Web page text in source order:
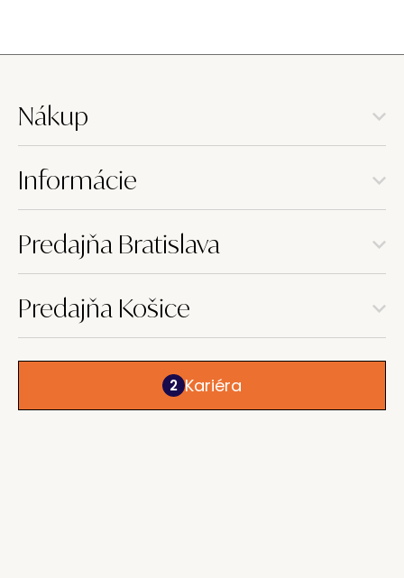
Nákup
Informácie
Predajňa Bratislava
Predajňa Košice
2 Kariéra